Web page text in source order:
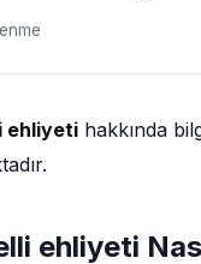
ehliyeti hakkında
ehliyeti